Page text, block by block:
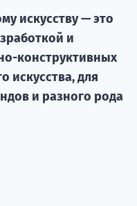
искусству — это
и
конструктивных
искусства, для
и разного рода